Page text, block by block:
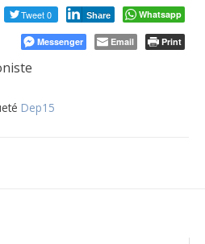
Tweet 0 Share Whatsapp
Messenger Email Print
Dep15